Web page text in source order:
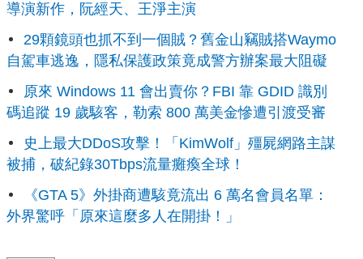
導演新作，阮經天、王淨主演
29顆鏡頭也抓不到一個賊？舊金山竊賊搭Waymo
自駕車逃逸，隱私保護政策竟成警方辦案最大阻礙
原來 Windows 11 會出賣你？FBI 靠 GDID 識別
碼追蹤 19 歲駭客，勒索 800 萬美金慘遭引渡受審
史上最大DDoS攻擊！「KimWolf」殭屍網路主謀
被捕，破紀錄30Tbps流量癱瘓全球！
《GTA 5》外掛商遭駭竟流出 6 萬名會員名單：
外界驚呼「原來這麼多人在開掛！」